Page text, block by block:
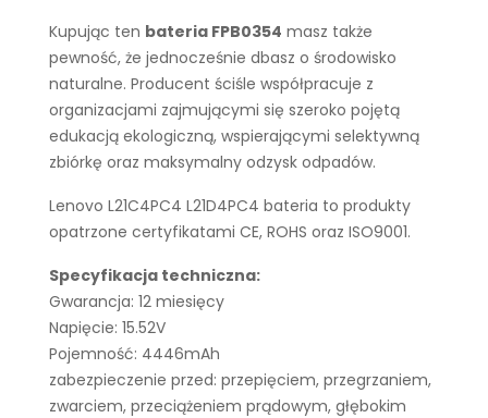
Kupując ten bateria FPB0354 masz także
pewność, że jednocześnie dbasz o środowisko
naturalne. Producent ściśle współpracuje z
organizacjami zajmującymi się szeroko pojętą
edukacją ekologiczną, wspierającymi selektywną
zbiórkę oraz maksymalny odzysk odpadów.
Lenovo L21C4PC4 L21D4PC4 bateria to produkty
opatrzone certyfikatami CE, ROHS oraz ISO9001.
Specyfikacja techniczna:
Gwarancja: 12 miesięcy
Napięcie: 15.52V
Pojemność: 4446mAh
zabezpieczenie przed: przepięciem, przegrzaniem,
zwarciem, przeciążeniem prądowym, głębokim